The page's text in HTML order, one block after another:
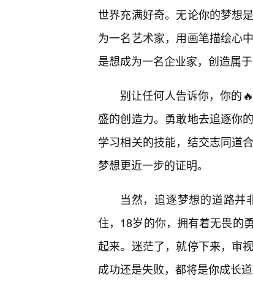
世界充满好奇。无论你的梦想
为一名艺术家，用画笔描绘心
是想成为一名企业家，创造属
别让任何人告诉你，你的
盛的创造力。勇敢地去追逐你
学习相关的技能，结交志同道
梦想更近一步的证明。
当然，追逐梦想的道路并
住，18岁的你，拥有着无畏的
起来。迷茫了，就停下来，审
成功还是失败，都将是你成长